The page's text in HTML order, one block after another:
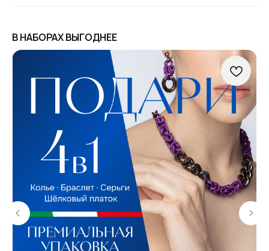
В НАБОРАХ ВЫГОДНЕЕ